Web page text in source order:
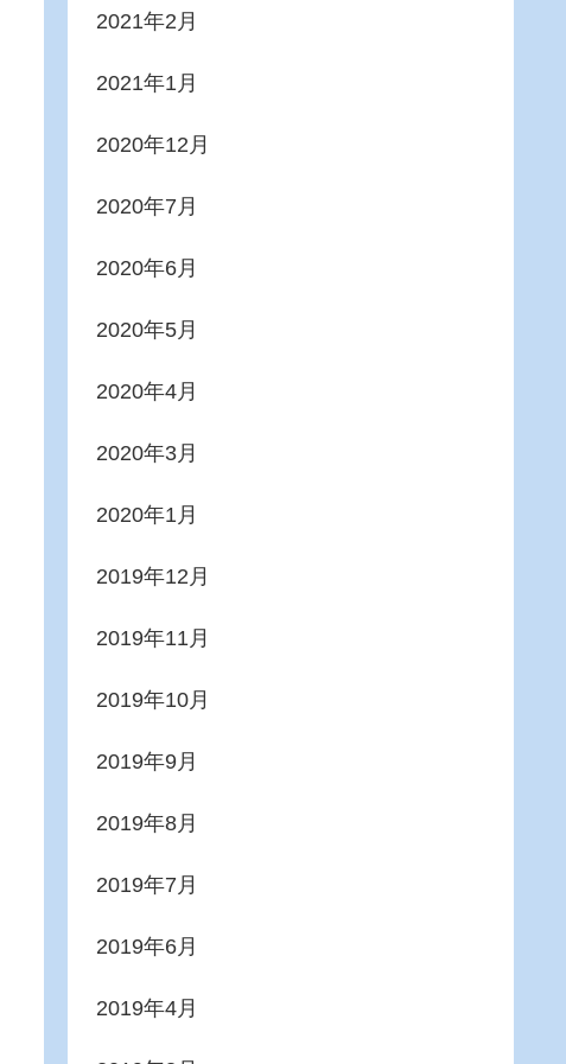
2021年2月
2021年1月
2020年12月
2020年7月
2020年6月
2020年5月
2020年4月
2020年3月
2020年1月
2019年12月
2019年11月
2019年10月
2019年9月
2019年8月
2019年7月
2019年6月
2019年4月